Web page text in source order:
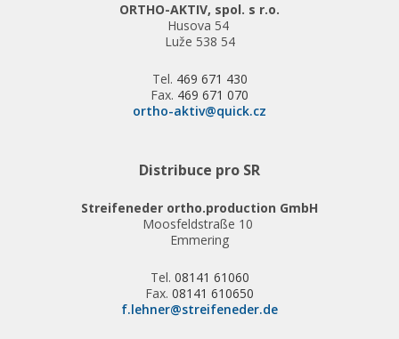
ORTHO-AKTIV, spol. s r.o.
Husova 54
Luže 538 54
Tel. 469 671 430
Fax. 469 671 070
ortho-aktiv@quick.cz
Distribuce pro SR
Streifeneder ortho.production GmbH
Moosfeldstraße 10
Emmering
Tel. 08141 61060
Fax. 08141 610650
f.lehner@streifeneder.de